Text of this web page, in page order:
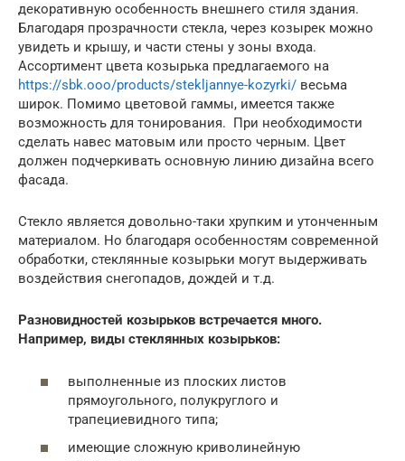
декоративную особенность внешнего стиля здания.
Благодаря прозрачности стекла, через козырек можно
увидеть и крышу, и части стены у зоны входа.
Ассортимент цвета козырька предлагаемого на
https://sbk.ooo/products/stekljannye-kozyrki/ весьма
широк. Помимо цветовой гаммы, имеется также
возможность для тонирования. При необходимости
сделать навес матовым или просто черным. Цвет
должен подчеркивать основную линию дизайна всего
фасада.
Стекло является довольно-таки хрупким и утонченным
материалом. Но благодаря особенностям современной
обработки, стеклянные козырьки могут выдерживать
воздействия снегопадов, дождей и т.д.
Разновидностей козырьков встречается много.
Например, виды стеклянных козырьков:
выполненные из плоских листов
прямоугольного, полукруглого и
трапециевидного типа;
имеющие сложную криволинейную